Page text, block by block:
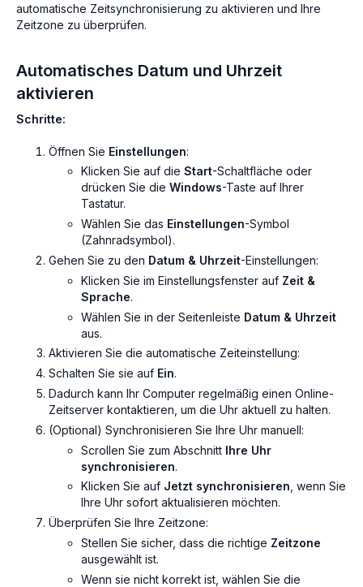
automatische Zeitsynchronisierung zu aktivieren und Ihre
Zeitzone zu überprüfen.
Automatisches Datum und Uhrzeit
aktivieren
Schritte:
Öffnen Sie Einstellungen:
Klicken Sie auf die Start-Schaltfläche oder
drücken Sie die Windows-Taste auf Ihrer
Tastatur.
Wählen Sie das Einstellungen-Symbol
(Zahnradsymbol).
Gehen Sie zu den Datum & Uhrzeit-Einstellungen:
Klicken Sie im Einstellungsfenster auf Zeit &
Sprache.
Wählen Sie in der Seitenleiste Datum & Uhrzeit
aus.
Aktivieren Sie die automatische Zeiteinstellung:
Schalten Sie sie auf Ein.
Dadurch kann Ihr Computer regelmäßig einen Online-
Zeitserver kontaktieren, um die Uhr aktuell zu halten.
(Optional) Synchronisieren Sie Ihre Uhr manuell:
Scrollen Sie zum Abschnitt Ihre Uhr
synchronisieren.
Klicken Sie auf Jetzt synchronisieren , wenn Sie
Ihre Uhr sofort aktualisieren möchten.
Überprüfen Sie Ihre Zeitzone:
Stellen Sie sicher, dass die richtige Zeitzone
ausgewählt ist.
Wenn sie nicht korrekt ist, wählen Sie die